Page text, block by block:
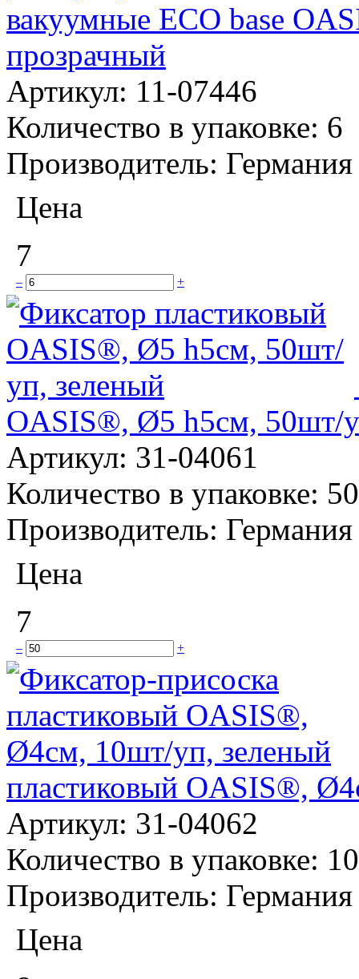
вакуумные ECO base
прозрачный
Артикул: 11-07446
Количество в упаковке: 6
Производитель: Германия
Цена
7
– +
OASIS®, Ø5 h5см, 50шт/
Артикул: 31-04061
Количество в упаковке: 50
Производитель: Германия
Цена
7
– +
пластиковый OASIS®,
Артикул: 31-04062
Количество в упаковке: 10
Производитель: Германия
Цена